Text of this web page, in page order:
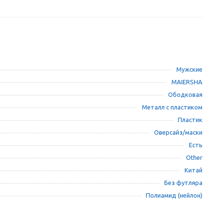
Мужские
MAIERSHA
Ободковая
Металл с пластиком
Пластик
Оверсайз/маски
Есть
Other
Китай
Без футляра
Полиамид (нейлон)